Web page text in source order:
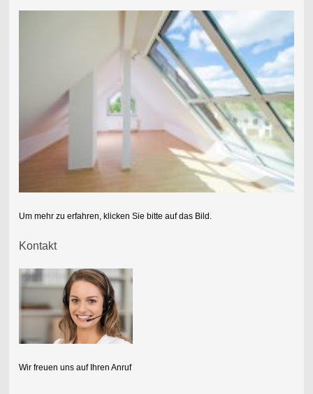
Um mehr zu erfahren, klicken Sie bitte auf das Bild.
Kontakt
Wir freuen uns auf Ihren Anruf